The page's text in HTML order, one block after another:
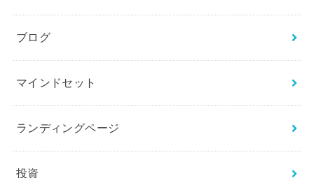
ブログ
マインドセット
ランディングページ
投資